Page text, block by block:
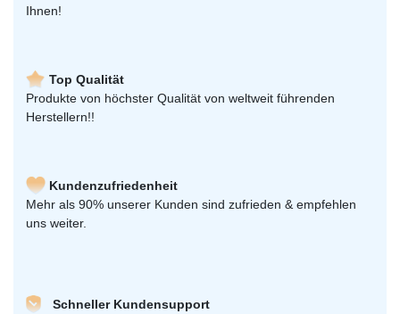
Ihnen!
Top Qualität
Produkte von höchster Qualität von weltweit führenden
Herstellern!!
Kundenzufriedenheit
Mehr als 90% unserer Kunden sind zufrieden & empfehlen
uns weiter.
Schneller Kundensupport